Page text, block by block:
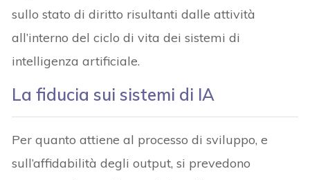
sullo stato di diritto risultanti dalle attività
all’interno del ciclo di vita dei sistemi di
intelligenza artificiale.
La fiducia sui sistemi di IA
Per quanto attiene al processo di sviluppo, e
sull’affidabilità degli output, si prevedono